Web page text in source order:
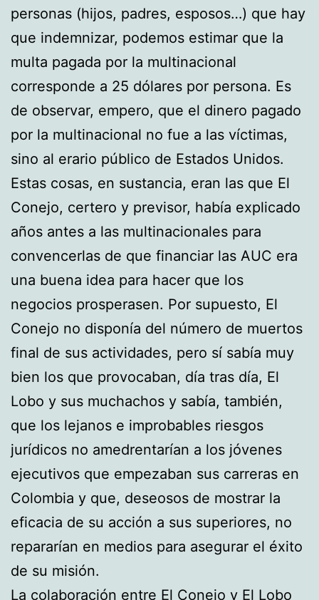
personas (hijos, padres, esposos…) que hay
que indemnizar, podemos estimar que la
multa pagada por la multinacional
corresponde a 25 dólares por persona. Es
de observar, empero, que el dinero pagado
por la multinacional no fue a las víctimas,
sino al erario público de Estados Unidos.
Estas cosas, en sustancia, eran las que El
Conejo, certero y previsor, había explicado
años antes a las multinacionales para
convencerlas de que financiar las AUC era
una buena idea para hacer que los
negocios prosperasen. Por supuesto, El
Conejo no disponía del número de muertos
final de sus actividades, pero sí sabía muy
bien los que provocaban, día tras día, El
Lobo y sus muchachos y sabía, también,
que los lejanos e improbables riesgos
jurídicos no amedrentarían a los jóvenes
ejecutivos que empezaban sus carreras en
Colombia y que, deseosos de mostrar la
eficacia de su acción a sus superiores, no
repararían en medios para asegurar el éxito
de su misión.
La colaboración entre El Conejo y El Lobo